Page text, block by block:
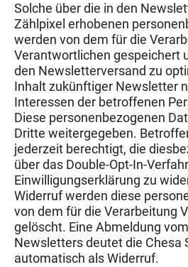
Solche über die in den
Zählpixel erhobenen
werden von dem für die
Verantwortlichen gespeichert
den Newsletterversand zu
Inhalt zukünftiger Newsletter
Interessen der betroffenen
Diese personenbezogenen
Dritte weitergegeben.
jederzeit berechtigt, die
über das Double-Opt-In-
Einwilligungserklärung zu
Widerruf werden diese
von dem für die Verarbeitung
gelöscht. Eine Abmeldung
Newsletters deutet die Chesa
automatisch als Widerruf.